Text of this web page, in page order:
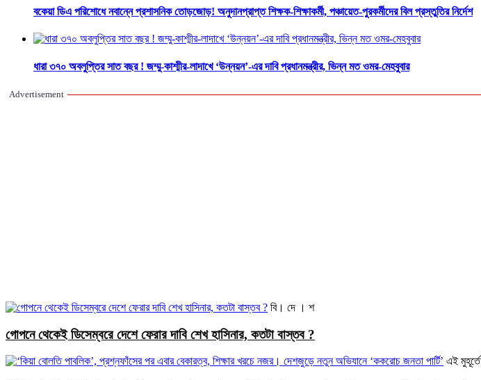
বকেয়া ডিএ পরিশোধে নবান্নে প্রশাসনিক তোড়জোড়! অনুদানপ্রাপ্ত শিক্ষক-শিক্ষাকর্মী, পঞ্চায়েত-পুরকর্মীদের বিল প্রস্তুতির নির্দেশ
ধারা ৩৭০ অবলুপ্তির সাত বছর ! জম্মু-কাশ্মীর-লাদাখে ‘উন্নয়ন’-এর দাবি প্রধানমন্ত্রীর, ভিন্ন মত ওমর-মেহবুবার
Advertisement
বি। দে । শ
গোপনে থেকেই ডিসেম্বরে দেশে ফেরার দাবি শেখ হাসিনার, কতটা বাস্তব ?
এই মুহূর্তে